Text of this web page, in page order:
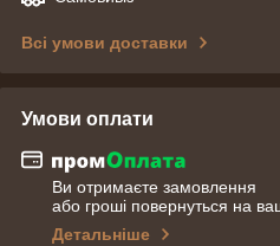
Всі умови доставки
Умови оплати
Ви отримаєте замовлення
або гроші повернуться на
Детальніше